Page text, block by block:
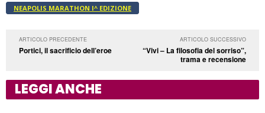
NEAPOLIS MARATHON I^ EDIZIONE
ARTICOLO PRECEDENTE
Portici, il sacrificio dell’eroe
ARTICOLO SUCCESSIVO
“Vivi – La filosofia del sorriso”,
trama e recensione
LEGGI ANCHE